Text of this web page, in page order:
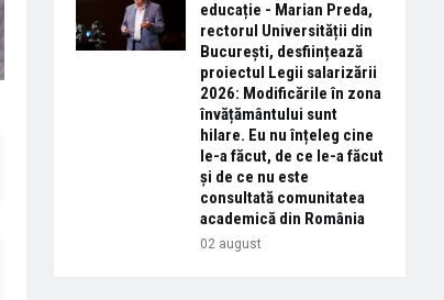
educație - Marian Preda,
rectorul Universității din
București, desființează
proiectul Legii salarizării
2026: Modificările în zona
învățământului sunt
hilare. Eu nu înțeleg cine
le-a făcut, de ce le-a făcut
și de ce nu este
consultată comunitatea
academică din România
02 august